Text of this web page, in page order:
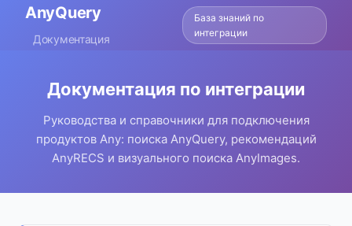
AnyQuery
Документация
База знаний по
интеграции
Документация по интеграции
Руководства и справочники для подключения
продуктов Any: поиска AnyQuery, рекомендаций
AnyRECS и визуального поиска AnyImages.